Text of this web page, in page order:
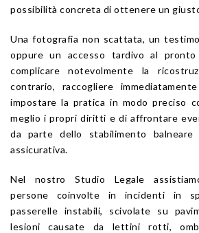
possibilità concreta di ottenere un
Una fotografia non scattata, un
oppure un accesso tardivo al pronto
complicare notevolmente la
contrario, raccogliere
impostare la pratica in modo preciso
meglio i propri diritti e di affrontare
da parte dello stabilimento balneare
assicurativa.
Nel nostro Studio Legale
persone coinvolte in incidenti in
passerelle instabili, scivolate su
lesioni causate da lettini rotti,